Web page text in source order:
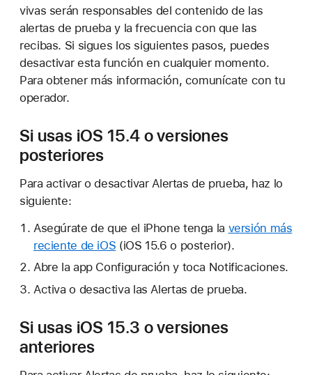
vivas serán responsables del contenido de las
alertas de prueba y la frecuencia con que las
recibas. Si sigues los siguientes pasos, puedes
desactivar esta función en cualquier momento.
Para obtener más información, comunícate con tu
operador.
Si usas iOS 15.4 o versiones
posteriores
Para activar o desactivar Alertas de prueba, haz lo
siguiente:
Asegúrate de que el iPhone tenga la versión más
reciente de iOS (iOS 15.6 o posterior).
Abre la app Configuración y toca Notificaciones.
Activa o desactiva las Alertas de prueba.
Si usas iOS 15.3 o versiones
anteriores